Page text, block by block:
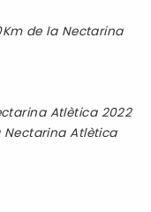
de la Nectarina
Atlètica 2022
Atlètica